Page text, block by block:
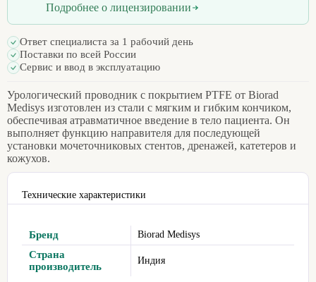
Подробнее о лицензировании
Ответ специалиста за 1 рабочий день
Поставки по всей России
Сервис и ввод в эксплуатацию
Урологический проводник с покрытием PTFE от Biorad
Medisys изготовлен из стали с мягким и гибким кончиком,
обеспечивая атравматичное введение в тело пациента. Он
выполняет функцию направителя для последующей
установки мочеточниковых стентов, дренажей, катетеров и
кожухов.
Технические характеристики
Бренд Biorad Medisys
Страна
производитель
Индия